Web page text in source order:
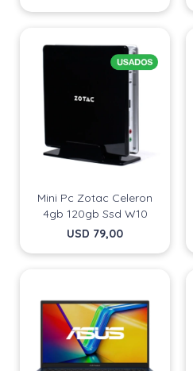
Mini Pc Zotac Celeron
4gb 120gb Ssd W10
USD 79,00